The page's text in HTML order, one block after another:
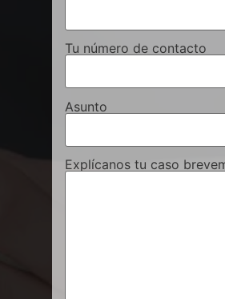
Tu número de contacto
Asunto
Explícanos tu caso